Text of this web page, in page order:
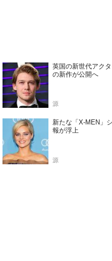
英国の新世代アク
の新作が公開へ
源
新たな「X-MEN」
報が浮上
源